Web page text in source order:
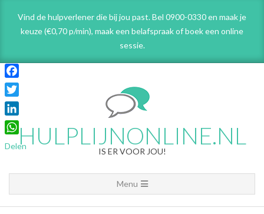
content
Vind de hulpverlener die bij jou past. Bel 0900-0330 en maak je
keuze (€0,70 p/min), maak een belafspraakof boek een online
sessie.
HULPLIJNONLINE.NL
IS ER VOOR JOU!
Navigation
Menu
Menu
Facebook
Twitter
LinkedIn
WhatsApp
Delen